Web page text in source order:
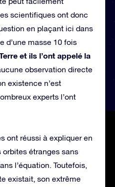
scientifiques ont donc
en plaçant ici dans
d’une masse 10 fois
et ils l’ont appelé la
observation directe
existence n’est
experts l’ont
ont réussi à expliquer en
orbites étranges sans
l’équation. Toutefois,
existait, son extrême